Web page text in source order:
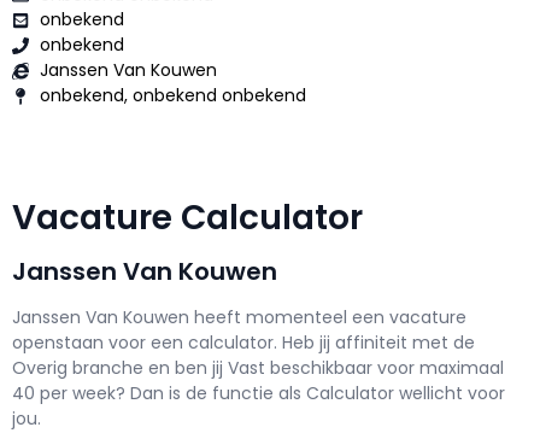
onbekend
onbekend
Janssen Van Kouwen
onbekend, onbekend onbekend
Vacature Calculator
Janssen Van Kouwen
Janssen Van Kouwen heeft momenteel een vacature
openstaan voor een calculator. Heb jij affiniteit met de
Overig branche en ben jij Vast beschikbaar voor maximaal
40 per week? Dan is de functie als Calculator wellicht voor
jou.